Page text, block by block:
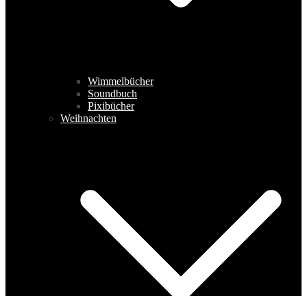
Wimmelbücher
Soundbuch
Pixibücher
Weihnachten